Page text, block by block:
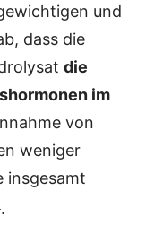
und
dass die
die
im
von
weniger
insgesamt
.